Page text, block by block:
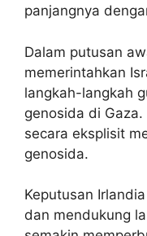
panjangnya
Dalam putusan
memerintahkan
langkah-langkah
genosida di
secara eksplisit
genosida.
Keputusan
dan mendukung